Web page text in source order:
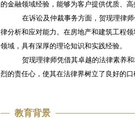
的金融领域经验，能够为客户提供优质、高
在诉讼及仲裁事务方面，贺现理律
律分析和应对能力。在房地产和建筑工程
领域，具有深厚的理论知识和实践经验。
贺现理律师凭借其卓越的法律素养
烈的责任心，使其在法律界树立了良好的口
教育背景